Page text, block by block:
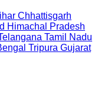
Chhattisgarh
Himachal Pradesh
Tamil Nadu
Tripura Gujarat